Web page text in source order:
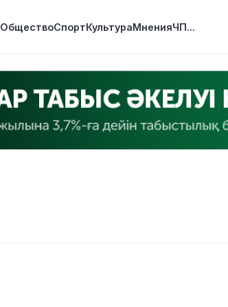
ОбществоСпортКультураМненияЧП...